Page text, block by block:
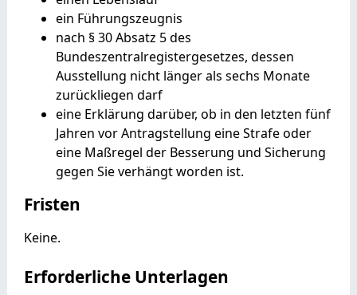
ein Führungszeugnis
nach § 30 Absatz 5 des
Bundeszentralregistergesetzes, dessen
Ausstellung nicht länger als sechs Monate
zurückliegen darf
eine Erklärung darüber, ob in den letzten fünf
Jahren vor Antragstellung eine Strafe oder
eine Maßregel der Besserung und Sicherung
gegen Sie verhängt worden ist.
Fristen
Keine.
Erforderliche Unterlagen